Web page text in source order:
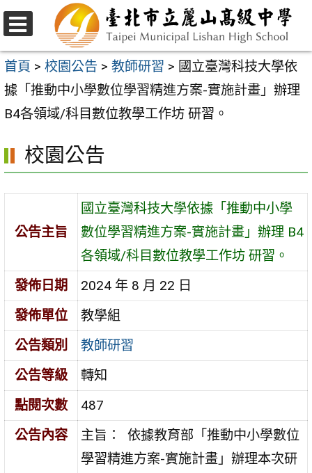
跳
至
主
要
內
區
選
單
首頁 > 校園公告 > 教師研習 > 國立臺灣科技大學依
據「推動中小學數位學習精進方案-實施計畫」辦理
B4各領域/科目數位教學工作坊 研習。
校園公告
公告主旨
國立臺灣科技大學依據「推動中小學
數位學習精進方案-實施計畫」辦理 B4
各領域/科目數位教學工作坊 研習。
發佈日期
2024 年 8 月 22 日
發佈單位
教學組
公告類別
教師研習
公告等級
轉知
點閱次數
487
公告內容
主旨： 依據教育部「推動中小學數位
學習精進方案-實施計畫」辦理本次研